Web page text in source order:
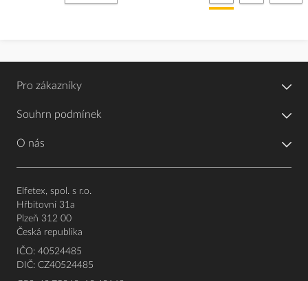
Pro zákazníky
Souhrn podmínek
O nás
Elfetex, spol. s r.o.
Hřbitovní 31a
Plzeň 312 00
Česká republika
IČO: 40524485
DIČ: CZ40524485